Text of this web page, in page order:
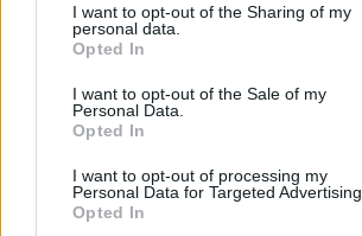
I want to opt-out of the Sharing of my
personal data.
Opted In
I want to opt-out of the Sale of my
Personal Data.
Opted In
I want to opt-out of processing my
Personal Data for Targeted Advertising.
Opted In
KAPCSOLÓDÓ CIKKEK
Elektromos
akkumulátor-kijelzőjén